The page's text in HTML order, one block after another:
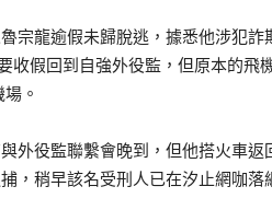
宗龍逾假未歸脫逃，據悉他涉犯詐
收假回到自強外役監，但原本的飛
。
外役監聯繫會晚到，但他搭火車
，稍早該名受刑人已在汐止網咖落